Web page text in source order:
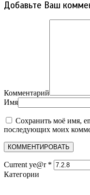
Добавьте Ваш
Комментарий
Имя
Сохранить моё имя,
последующих моих
Current ye@r *
Категории